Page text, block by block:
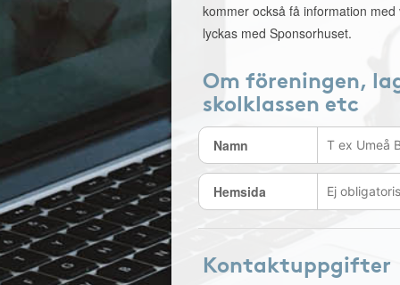
kommer också få information
lyckas med Sponsorhuset.
Om föreningen,
skolklassen etc
Namn
Hemsida
Kontaktuppgifter